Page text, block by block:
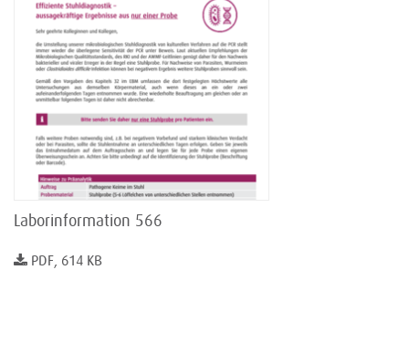
Laborinformation 566
PDF, 614 KB